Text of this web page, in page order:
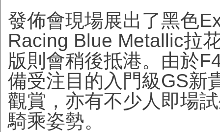
發佈會現場展出了黑色
Racing Blue Metallic拉
版則會稍後抵港。由於
備受注目的入門級GS新
觀賞，亦有不少人即場
騎乘姿勢。